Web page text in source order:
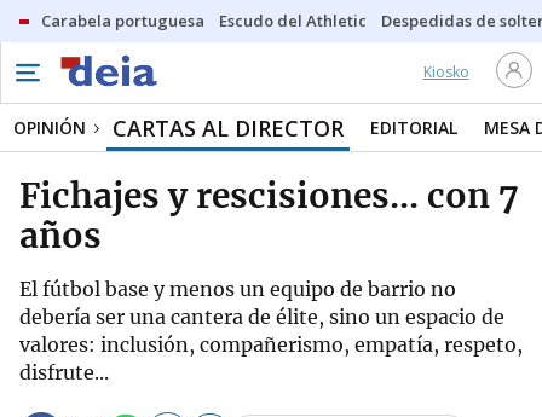
Carabela portuguesa Escudo del Athletic Despedidas de
Kiosko
OPINIÓN CARTAS AL DIRECTOR EDITORIAL MESA
Fichajes y rescisiones... con 7
años
El fútbol base y menos un equipo de barrio no
debería ser una cantera de élite, sino un espacio de
valores: inclusión, compañerismo, empatía, respeto,
disfrute...